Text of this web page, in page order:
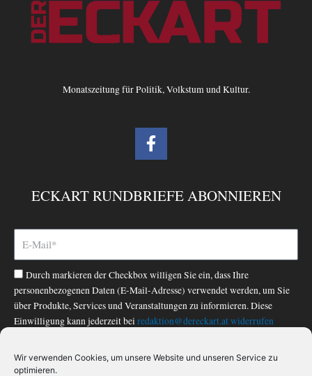
Wir verwenden Cookies, um unsere Website und unseren Service zu
optimieren.
Monatszeitung für Politik, Volkstum und Kultur.
F
a
b
o
-
f
ECKART RUNDBRIEFE ABONNIEREN
Durch markieren der Checkbox willigen Sie ein, dass Ihre
personenbezogenen Daten (E-Mail-Adresse) verwendet werden, um Sie
über Produkte, Services und Veranstaltungen zu informieren. Diese
Einwilligung kann jederzeit bei redaktion@dereckart.atwiderrufen
Datenschutzerklärung